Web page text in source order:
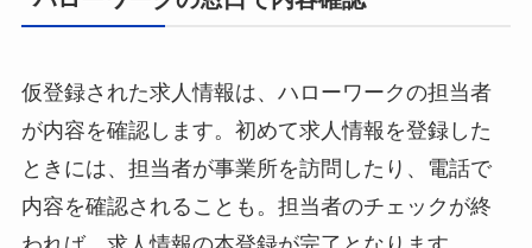
仮登録された求人情報は、ハローワークの担当者
が内容を確認します。初めて求人情報を登録した
ときには、担当者が事業所を訪問したり、電話で
内容を確認されることも。担当者のチェックが終